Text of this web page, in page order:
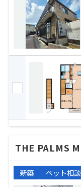
THE PALMS
新築 ペット相